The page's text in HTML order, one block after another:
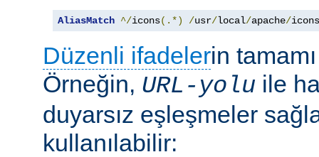
AliasMatch ^/icons(.*) /usr/local/apache/
Düzenli ifadelerin
Örneğin, URL-yolu ile
duyarsız eşleşmeler
kullanılabilir: